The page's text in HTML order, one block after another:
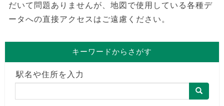
だいて問題ありませんが、地図で使用している各種デ
ータへの直接アクセスはご遠慮ください。
キーワードからさがす
駅名や住所を入力